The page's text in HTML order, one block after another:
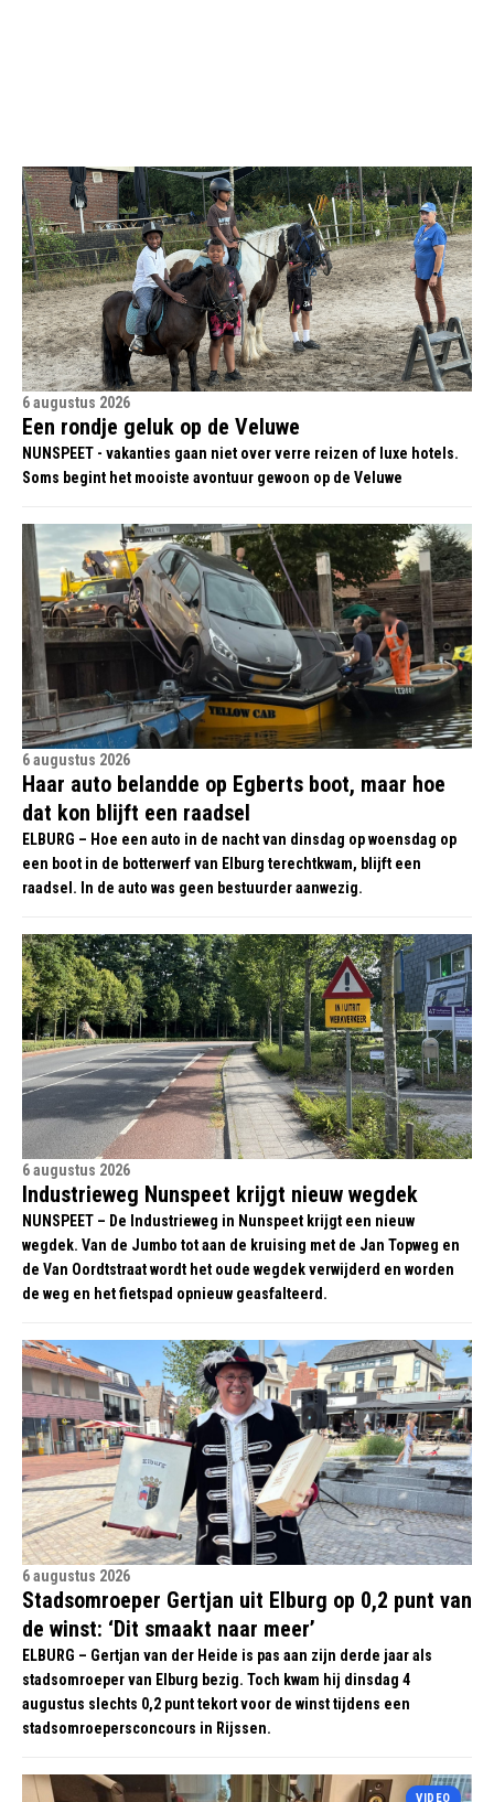
6 augustus 2026
Een rondje geluk op de Veluwe
NUNSPEET - vakanties gaan niet over verre reizen of luxe hotels.
Soms begint het mooiste avontuur gewoon op de Veluwe
6 augustus 2026
Haar auto belandde op Egberts boot, maar hoe
dat kon blijft een raadsel
ELBURG – Hoe een auto in de nacht van dinsdag op woensdag op
een boot in de botterwerf van Elburg terechtkwam, blijft een
raadsel. In de auto was geen bestuurder aanwezig.
6 augustus 2026
Industrieweg Nunspeet krijgt nieuw wegdek
NUNSPEET – De Industrieweg in Nunspeet krijgt een nieuw
wegdek. Van de Jumbo tot aan de kruising met de Jan Topweg en
de Van Oordtstraat wordt het oude wegdek verwijderd en worden
de weg en het fietspad opnieuw geasfalteerd.
6 augustus 2026
Stadsomroeper Gertjan uit Elburg op 0,2 punt van
de winst: ‘Dit smaakt naar meer’
ELBURG – Gertjan van der Heide is pas aan zijn derde jaar als
stadsomroeper van Elburg bezig. Toch kwam hij dinsdag 4
augustus slechts 0,2 punt tekort voor de winst tijdens een
stadsomroepersconcours in Rijssen.
VIDEO